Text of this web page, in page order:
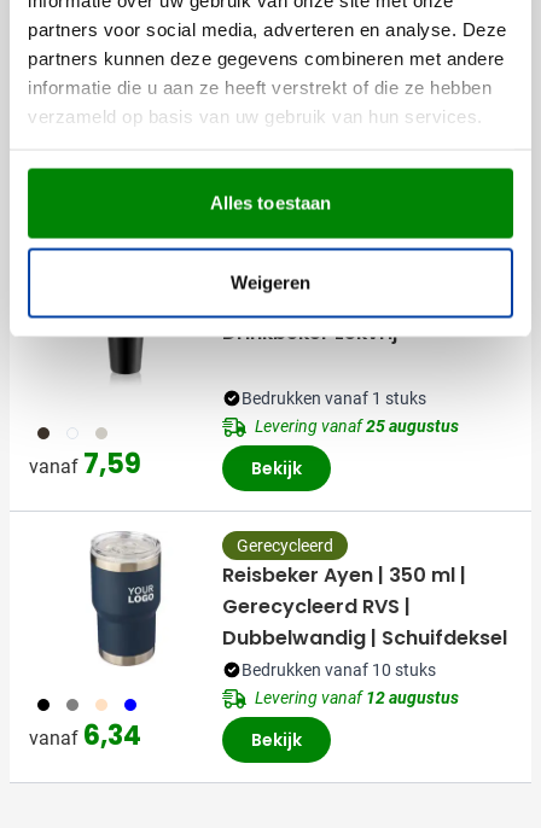
partners voor social media, adverteren en analyse. Deze
partners kunnen deze gegevens combineren met andere
informatie die u aan ze heeft verstrekt of die ze hebben
verzameld op basis van uw gebruik van hun services.
Alles toestaan
Weigeren
Afmetingen
19 cm (h)
Diameter
6 cm
Anderen bekeken ook
001 002 032
vanaf 7,59
Duurzaam
Drinkbeker Lekvrij
Bedrukken vanaf 1 stuks
Levering vanaf25 augustus
Bekijk
001 003 357 005
vanaf 6,34
Gerecycleerd
Reisbeker Ayen | 350 ml |
Gerecycleerd RVS |
Dubbelwandig | Schuifdeksel
Bedrukken vanaf 10 stuks
Levering vanaf12 augustus
Bekijk